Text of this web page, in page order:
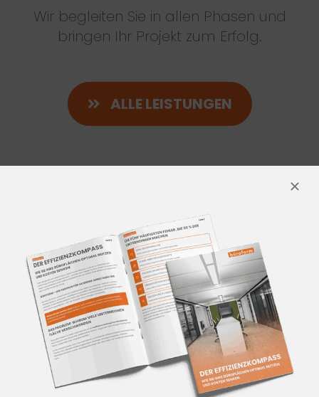
Wir begleiten Sie in allen Phasen und
bringen Ihr Projekt zum Erfolg.
ALLE LEISTUNGEN